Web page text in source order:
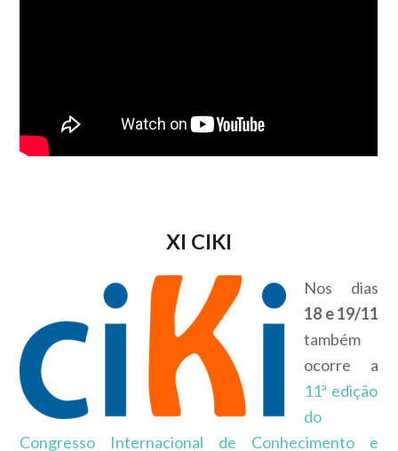
XI CIKI
Nos dias
18 e 19/11
também
ocorre a
11ª edição
do
Congresso Internacional de Conhecimento e